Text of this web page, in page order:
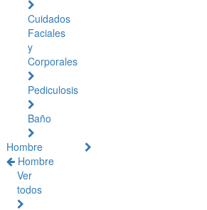
Cuidados
Faciales
y
Corporales
Pediculosis
Baño
Hombre
Hombre
Ver
todos